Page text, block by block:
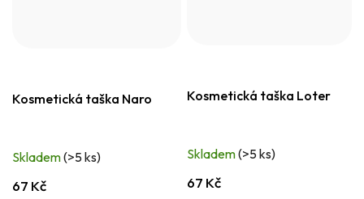
Kosmetická taška Naro
Skladem(>5 ks)
67 Kč
Kosmetická taška Loter
Skladem(>5 ks)
67 Kč